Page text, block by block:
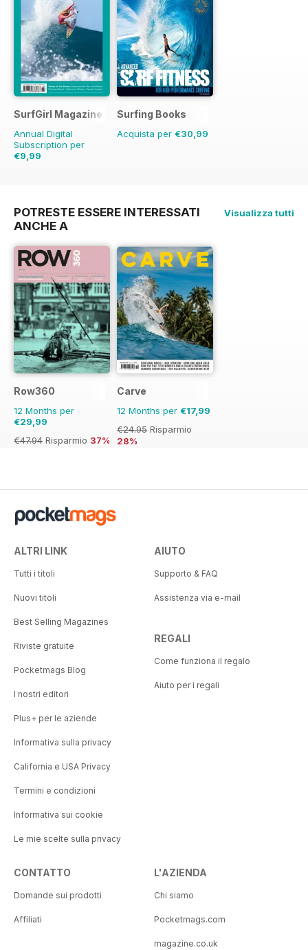
SurfGirl Magazine
Annual Digital
Subscription per
€9,99
Surfing Books
Acquista per €30,99
POTRESTE ESSERE INTERESSATI
ANCHE A
Visualizza tutti
Row360
12 Months per
€29,99
€47.94 Risparmio 37%
Carve
12 Months per €17,99
€24.95 Risparmio
28%
ALTRI LINK
Tutti i titoli
Nuovi titoli
Best Selling Magazines
Riviste gratuite
Pocketmags Blog
I nostri editori
Plus+ per le aziende
Informativa sulla privacy
California e USA Privacy
Termini e condizioni
Informativa sui cookie
Le mie scelte sulla privacy
AIUTO
Supporto & FAQ
Assistenza via e-mail
REGALI
Come funziona il regalo
Aiuto per i regali
CONTATTO
Domande sui prodotti
Affiliati
L'AZIENDA
Chi siamo
Pocketmags.com
magazine.co.uk